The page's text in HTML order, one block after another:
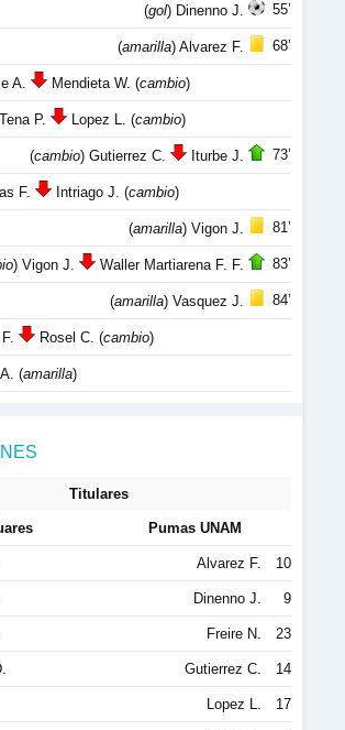
(gol) Dinenno J. 55’
(amarilla) Alvarez F. 68’
A. Mendieta W. (cambio)
P. Lopez L. (cambio)
(cambio) Gutierrez C. Iturbe J. 73’
F. Intriago J. (cambio)
(amarilla) Vigon J. 81’
) Vigon J. Waller Martiarena F. F. 83’
(amarilla) Vasquez J. 84’
Rosel C. (cambio)
(amarilla)
Titulares
Pumas UNAM
Alvarez F. 10
Dinenno J. 9
Freire N. 23
Gutierrez C. 14
Lopez L. 17